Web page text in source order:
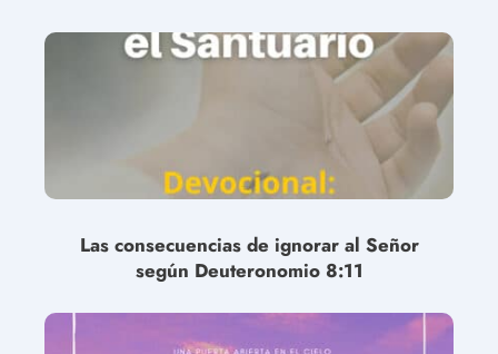
Las consecuencias de ignorar al Señor
según Deuteronomio 8:11